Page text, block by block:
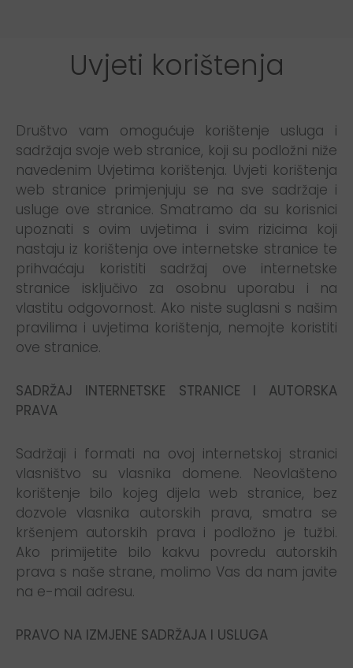
Uvjeti korištenja
Društvo vam omogućuje korištenje usluga i
sadržaja svoje web stranice, koji su podložni niže
navedenim Uvjetima korištenja. Uvjeti korištenja
web stranice primjenjuju se na sve sadržaje i
usluge ove stranice. Smatramo da su korisnici
upoznati s ovim uvjetima i svim rizicima koji
nastaju iz korištenja ove internetske stranice te
prihvaćaju koristiti sadržaj ove internetske
stranice isključivo za osobnu uporabu i na
vlastitu odgovornost. Ako niste suglasni s našim
pravilima i uvjetima korištenja, nemojte koristiti
ove stranice.
SADRŽAJ INTERNETSKE STRANICE I AUTORSKA
PRAVA
Sadržaji i formati na ovoj internetskoj stranici
vlasništvo su vlasnika domene. Neovlašteno
korištenje bilo kojeg dijela web stranice, bez
dozvole vlasnika autorskih prava, smatra se
kršenjem autorskih prava i podložno je tužbi.
Ako primijetite bilo kakvu povredu autorskih
prava s naše strane, molimo Vas da nam javite
na e-mail adresu.
PRAVO NA IZMJENE SADRŽAJA I USLUGA